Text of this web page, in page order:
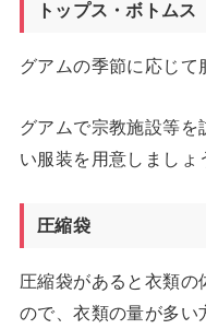
トップス・ボトムス
グアムの季節に応じて
グアムで宗教施設等を
い服装を用意しましょ
圧縮袋
圧縮袋があると衣類の
ので、衣類の量が多い